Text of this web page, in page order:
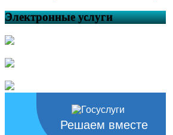
Электронные услуги
Решаем вместе